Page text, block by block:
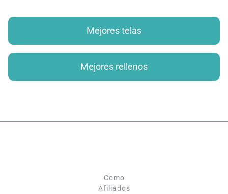
Mejores telas
Mejores rellenos
Como
Afiliados